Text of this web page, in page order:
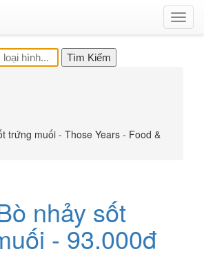
trứng muối - Those Years - Food &
nhảy sốt
- 93.000đ